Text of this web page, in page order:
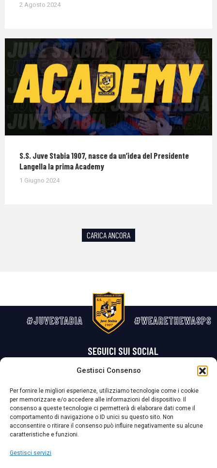
Gestisci Consenso
Per fornire le migliori esperienze, utilizziamo tecnologie come i cookie
per memorizzare e/o accedere alle informazioni del dispositivo. Il
consenso a queste tecnologie ci permetterà di elaborare dati come il
comportamento di navigazione o ID unici su questo sito. Non
acconsentire o ritirare il consenso può influire negativamente su alcune
caratteristiche e funzioni.
Gestisci servizi
2 Agosto 2024
S.S. Juve Stabia 1907, nasce da un’idea del Presidente
Langella la prima Academy
1 Giugno 2024
CARICA ANCORA
#JUVESTABIA #WEARETHEWASPS
SEGUICI SUI SOCIAL
La Società ha nominato il Responsabile della Protezione dei Dati Personali (DPO), figura specializzata che vigila sulle modalità adottate dalla
nostra Società per tutelare i Suoi dati personali.